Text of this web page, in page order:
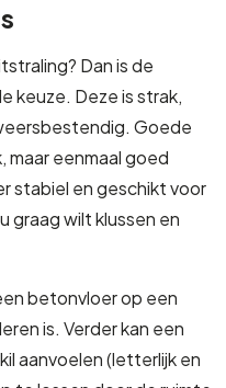
Dan is de
keuze. Deze is strak,
Goede
maar eenmaal goed
stabiel en geschikt voor
graag wilt klussen en
betonvloer op een
is. Verder kan een
aanvoelen (letterlijk en